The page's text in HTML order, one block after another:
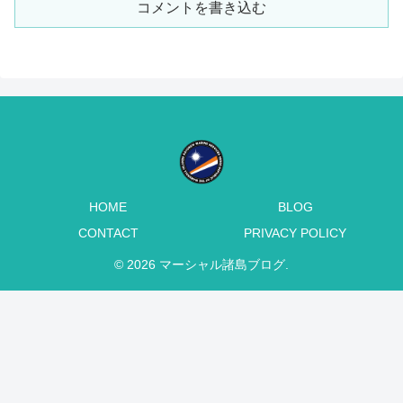
コメントを書き込む
HOME
BLOG
CONTACT
PRIVACY POLICY
© 2026 マーシャル諸島ブログ.